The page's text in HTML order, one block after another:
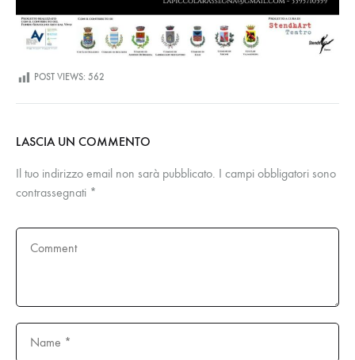
POST VIEWS: 562
LASCIA UN COMMENTO
Il tuo indirizzo email non sarà pubblicato. I campi obbligatori sono
contrassegnati *